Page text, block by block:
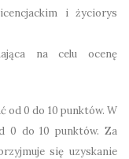
i życiorys
na celu ocenę
od 0 do 10 punktów. W
0 do 10 punktów. Za
się uzyskanie